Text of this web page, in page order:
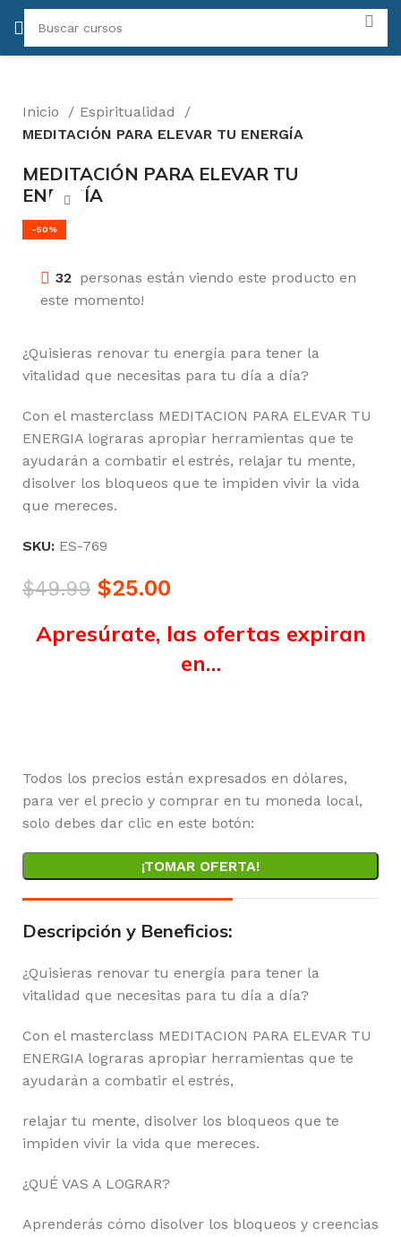
Inicio
Espiritualidad
MEDITACIÓN PARA ELEVAR TU ENERGÍA
MEDITACIÓN PARA ELEVAR TU
ENERGÍA
-50%
Click para agrandar
32 personas están viendo este producto en
este momento!
¿Quisieras renovar tu energía para tener la
vitalidad que necesitas para tu día a día?
Con el masterclass MEDITACION PARA ELEVAR TU
ENERGIA lograras apropiar herramientas que te
ayudarán a combatir el estrés, relajar tu mente,
disolver los bloqueos que te impiden vivir la vida
que mereces.
SKU: ES-769
$49.99 $25.00
Apresúrate, las ofertas expiran
en…
Todos los precios están expresados en dólares,
para ver el precio y comprar en tu moneda local,
solo debes dar clic en este botón:
¡TOMAR OFERTA!
Descripción y Beneficios:
¿Quisieras renovar tu energía para tener la
vitalidad que necesitas para tu día a día?
Con el masterclass MEDITACION PARA ELEVAR TU
ENERGIA lograras apropiar herramientas que te
ayudarán a combatir el estrés,
relajar tu mente, disolver los bloqueos que te
impiden vivir la vida que mereces.
¿QUÉ VAS A LOGRAR?
Aprenderás cómo disolver los bloqueos y creencias